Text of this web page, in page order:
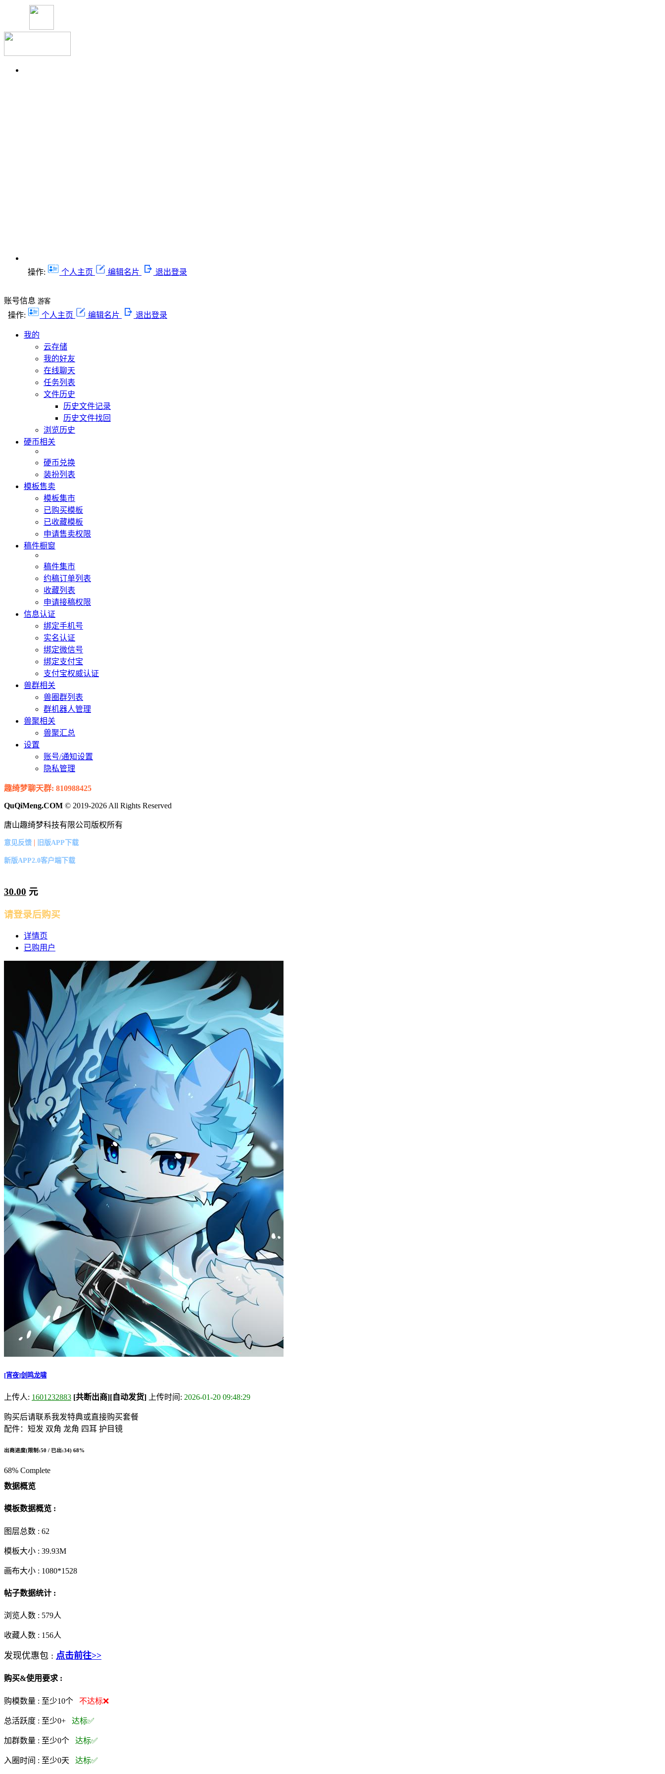
操作: 个人主页 编辑名片 退出登录
账号信息 游客
操作: 个人主页 编辑名片 退出登录
我的
云存储
我的好友
在线聊天
任务列表
文件历史
历史文件记录
历史文件找回
浏览历史
硬币相关
硬币兑换
装扮列表
模板售卖
模板集市
已购买模板
已收藏模板
申请售卖权限
稿件橱窗
稿件集市
约稿订单列表
收藏列表
申请接稿权限
信息认证
绑定手机号
实名认证
绑定微信号
绑定支付宝
支付宝权威认证
兽群相关
兽圈群列表
群机器人管理
兽聚相关
兽聚汇总
设置
账号/通知设置
隐私管理
趣绮梦聊天群: 810988425
QuQiMeng.COM © 2019-2026 All Rights Reserved
唐山趣绮梦科技有限公司版权所有
意见反馈 | 旧版APP下载
新版APP2.0客户端下载
30.00 元
请登录后购买
详情页
已购用户
[宵夜]剑鸣龙啸
上传人: 1601232883 [共断出商][自动发货] 上传时间: 2026-01-20 09:48:29
购买后请联系我发特典或直接购买套餐
配件：短发 双角 龙角 四耳 护目镜
出商进度(限制:50 / 已出:34) 68%
68% Complete
数据概览
模板数据概览 :
图层总数 : 62
模板大小 : 39.93M
画布大小 : 1080*1528
帖子数据统计 :
浏览人数 : 579人
收藏人数 : 156人
发现优惠包 : 点击前往>>
购买&使用要求 :
购模数量 : 至少10个 不达标❌
总活跃度 : 至少0+ 达标✅
加群数量 : 至少0个 达标✅
入圈时间 : 至少0天 达标✅